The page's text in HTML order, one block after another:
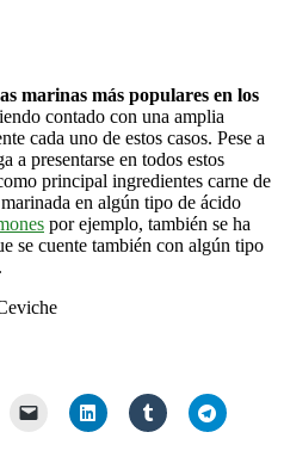
marinas más populares en los
contado con una amplia
cada uno de estos casos. Pese a
a presentarse en todos estos
principal ingredientes carne de
en algún tipo de ácido
por ejemplo, también se ha
se cuente también con algún tipo